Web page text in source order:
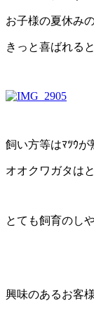
お子様の夏休み
きっと喜ばれる
飼い方等はﾏﾂｳ
オオクワガタは
とても飼育のし
興味のあるお客